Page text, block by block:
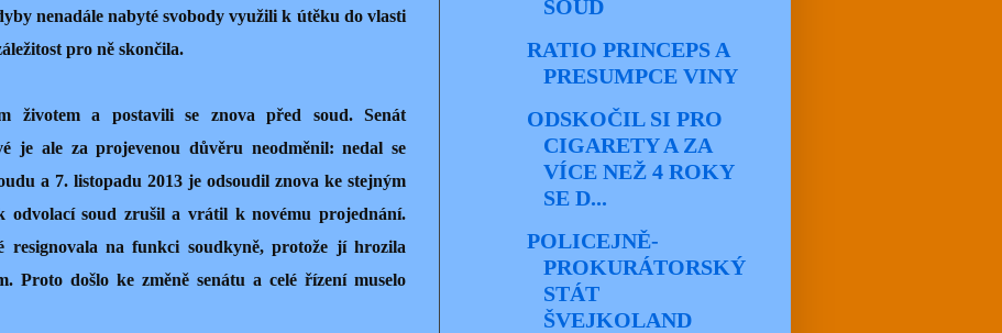
nenadále nabyté svobody využili k útěku do vlasti
pro ně skončila.
životem a postavili se znova před soud. Senát
je ale za projevenou důvěru neodměnil: nedal se
a 7. listopadu 2013 je odsoudil znova ke stejným
odvolací soud zrušil a vrátil k novému projednání.
resignovala na funkci soudkyně, protože jí hrozila
Proto došlo ke změně senátu a celé řízení muselo
SOUD
RATIO PRINCEPS A
PRESUMPCE VINY
ODSKOČIL SI PRO
CIGARETY A ZA
VÍCE NEŽ 4 ROKY
SE D...
POLICEJNĚ-
PROKURÁTORSKÝ
STÁT
ŠVEJKOLAND